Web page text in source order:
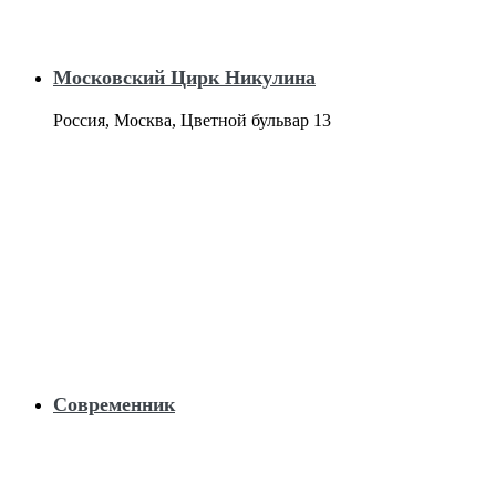
Московский Цирк Никулина
Россия, Москва, Цветной бульвар 13
Современник